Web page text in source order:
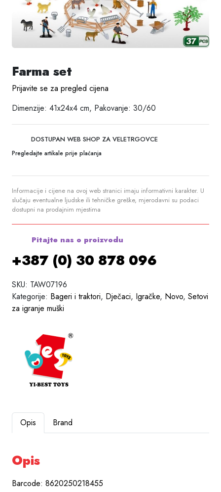
Farma set
Prijavite se za pregled cijena
Dimenzije: 41x24x4 cm, Pakovanje: 30/60
DOSTUPAN WEB SHOP ZA VELETRGOVCE
Pregledajte artikale prije plaćanja
Informacije i cijene na ovoj web stranici imaju informativni karakter. U
slučaju eventualne ljudske ili tehničke greške, mjerodavni su podaci
dostupni na prodajnim mjestima
Pitajte nas o proizvodu
+387 (0) 30 878 096
SKU: TAW07196
Kategorije: Bageri i traktori, Dječaci, Igračke, Novo, Setovi
za igranje muški
Opis Brand
Opis
Barcode: 8620250218455